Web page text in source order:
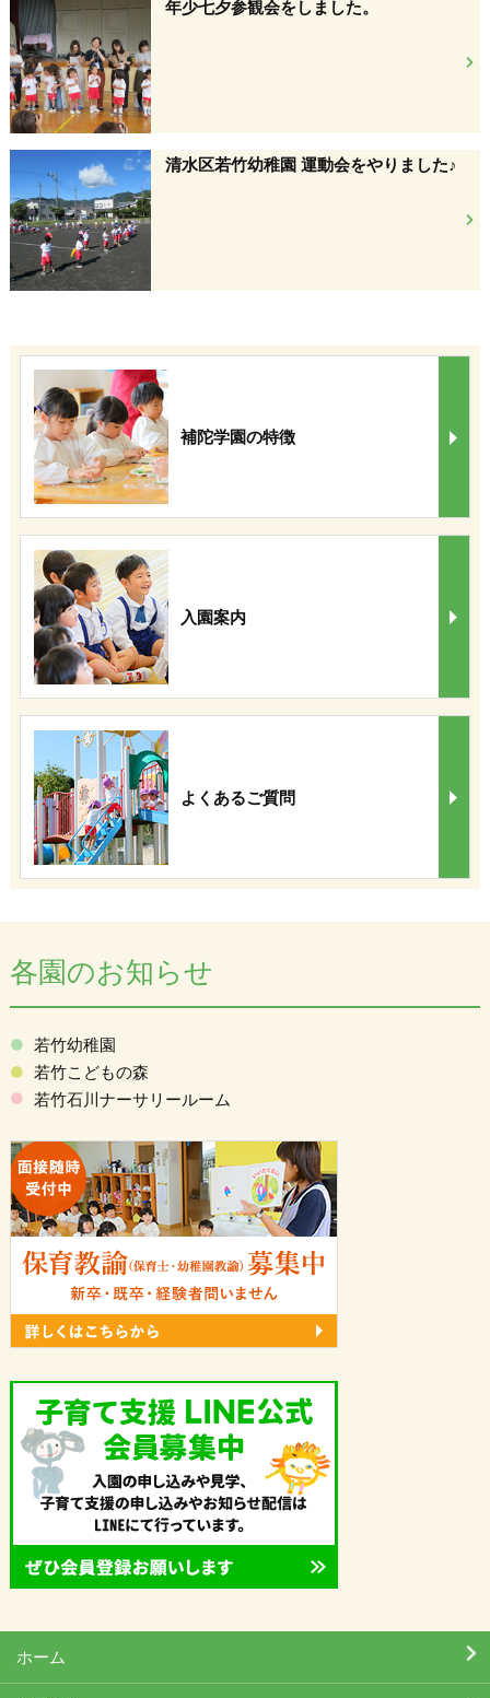
年少七夕参観会をしました。
清水区若竹幼稚園 運動会をやりました♪
補陀学園の特徴
入園案内
よくあるご質問
各園のお知らせ
若竹幼稚園
若竹こどもの森
若竹石川ナーサリールーム
ホーム